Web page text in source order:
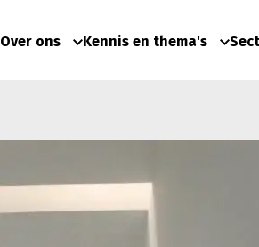
Over ons Kennis en thema's